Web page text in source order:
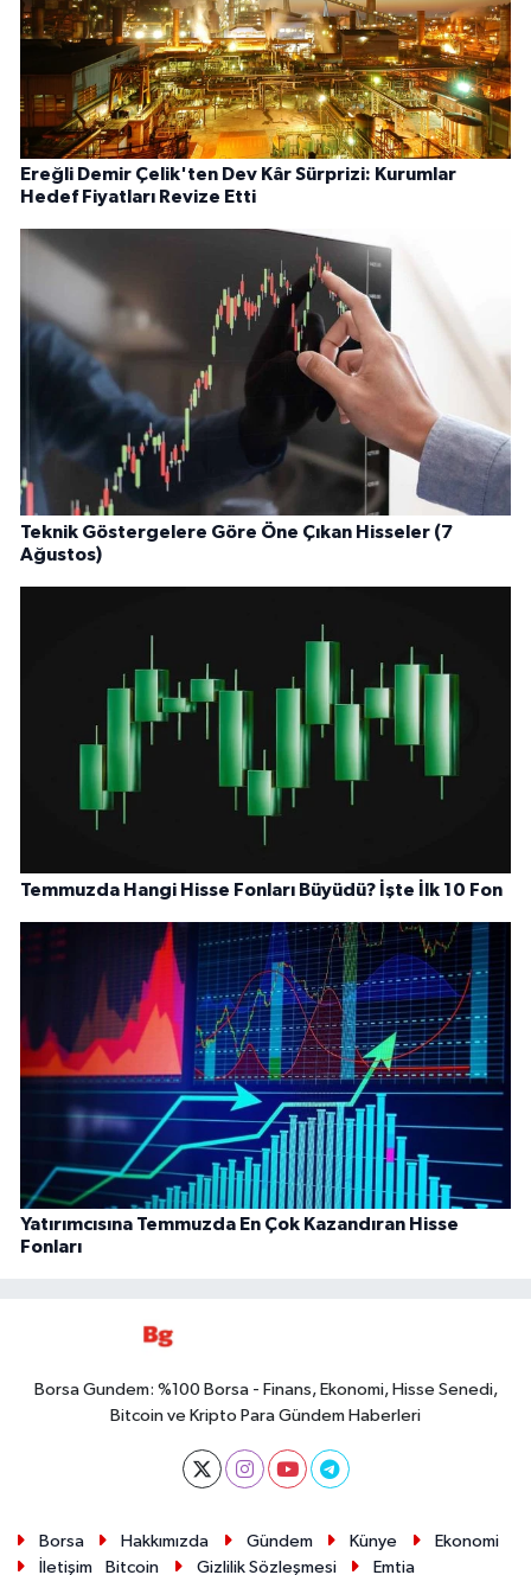
Ereğli Demir Çelik'ten Dev Kâr Sürprizi: Kurumlar
Hedef Fiyatları Revize Etti
Teknik Göstergelere Göre Öne Çıkan Hisseler (7
Ağustos)
Temmuzda Hangi Hisse Fonları Büyüdü? İşte İlk 10 Fon
Yatırımcısına Temmuzda En Çok Kazandıran Hisse
Fonları
Borsa Gundem: %100 Borsa - Finans, Ekonomi, Hisse Senedi,
Bitcoin ve Kripto Para Gündem Haberleri
Borsa Hakkımızda Gündem Künye
Ekonomi
İletişim
Bitcoin Gizlilik Sözleşmesi Emtia